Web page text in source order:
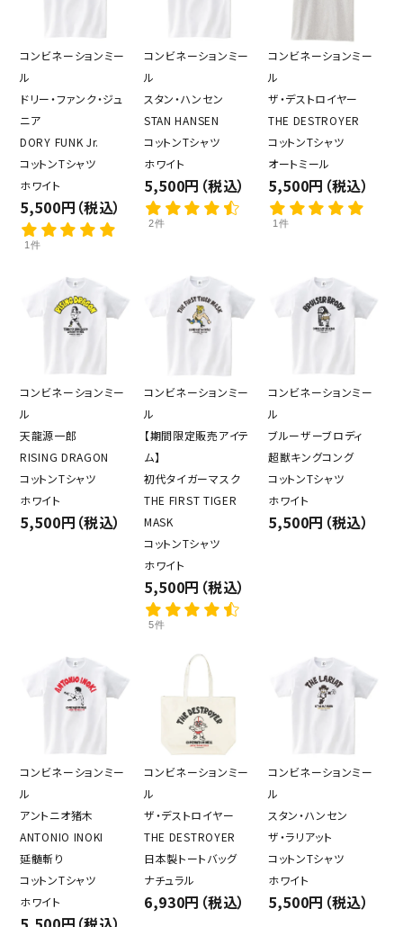
コンビネーションミー
ル
ドリー・ファンク・ジュ
ニア
DORY FUNK Jr.
コットンTシャツ
ホワイト
5,500円（税込）
1件
コンビネーションミー
ル
スタン・ハンセン
STAN HANSEN
コットンTシャツ
ホワイト
5,500円（税込）
2件
コンビネーションミー
ル
ザ・デストロイヤー
THE DESTROYER
コットンTシャツ
オートミール
5,500円（税込）
1件
コンビネーションミー
ル
天龍源一郎
RISING DRAGON
コットンTシャツ
ホワイト
5,500円（税込）
コンビネーションミー
ル
【期間限定販売アイテ
ム】
初代タイガーマスク
THE FIRST TIGER
MASK
コットンTシャツ
ホワイト
5,500円（税込）
5件
コンビネーションミー
ル
ブルーザーブロディ
超獣キングコング
コットンTシャツ
ホワイト
5,500円（税込）
コンビネーションミー
ル
アントニオ猪木
ANTONIO INOKI
延髄斬り
コットンTシャツ
ホワイト
コンビネーションミー
ル
ザ・デストロイヤー
THE DESTROYER
日本製トートバッグ
ナチュラル
6,930円（税込）
コンビネーションミー
ル
スタン・ハンセン
ザ・ラリアット
コットンTシャツ
ホワイト
5,500円（税込）